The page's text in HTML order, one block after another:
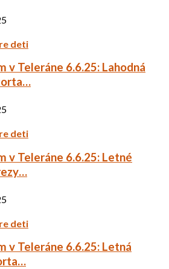
deti
v Teleráne 6.6.25: Lahodná
deti
v Teleráne 6.6.25: Letné
deti
v Teleráne 6.6.25: Letná